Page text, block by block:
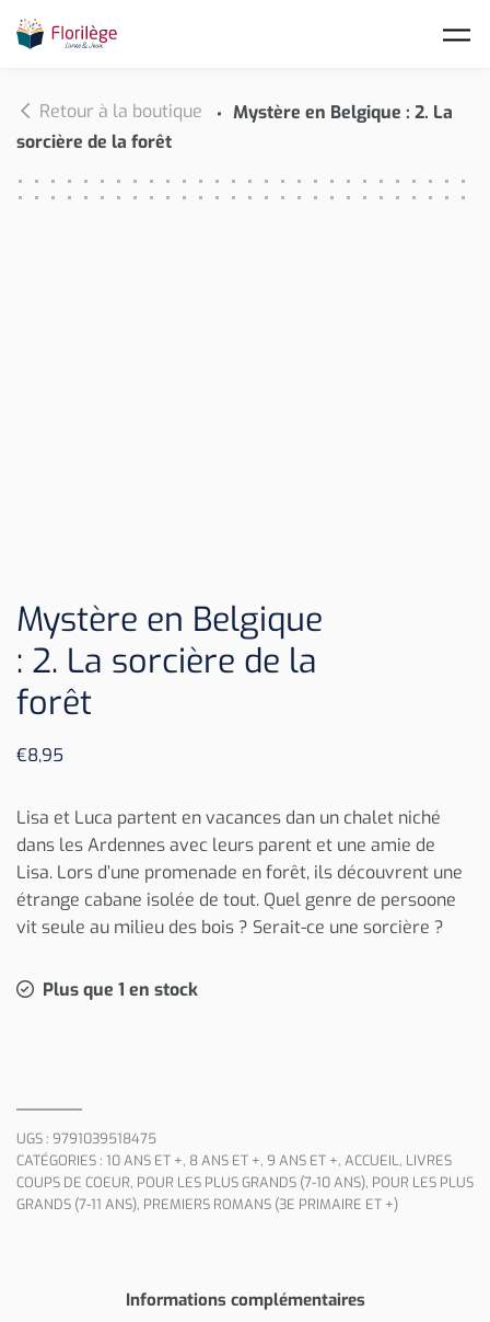
Retour à la boutique
Mystère en Belgique : 2. La
sorcière de la forêt
Mystère en Belgique
: 2. La sorcière de la
forêt
€8,95
Lisa et Luca partent en vacances dan un chalet niché
dans les Ardennes avec leurs parent et une amie de
Lisa. Lors d’une promenade en forêt, ils découvrent une
étrange cabane isolée de tout. Quel genre de persoone
vit seule au milieu des bois ? Serait-ce une sorcière ?
Plus que 1 en stock
UGS : 9791039518475
CATÉGORIES : 10 ANS ET +, 8 ANS ET +, 9 ANS ET +, ACCUEIL, LIVRES
COUPS DE COEUR, POUR LES PLUS GRANDS (7-10 ANS), POUR LES PLUS
GRANDS (7-11 ANS), PREMIERS ROMANS (3E PRIMAIRE ET +)
Informations complémentaires